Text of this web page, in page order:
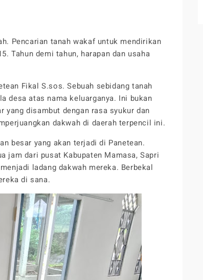
Pencarian tanah wakaf untuk mendirikan
Tahun demi tahun, harapan dan usaha
Fikal S.sos. Sebuah sebidang tanah
desa atas nama keluarganya. Ini bukan
yang disambut dengan rasa syukur dan
dakwah di daerah terpencil ini.
besar yang akan terjadi di Panetean.
jam dari pusat Kabupaten Mamasa, Sapri
ladang dakwah mereka. Berbekal
di sana.